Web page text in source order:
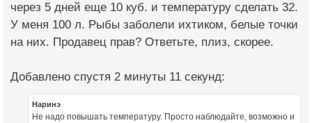
через 5 дней еще 10 куб. и температуру сделать 32.
У меня 100 л. Рыбы заболели ихтиком, белые точки
на них. Продавец прав? Ответьте, плиз, скорее.
Добавлено спустя 2 минуты 11 секунд:
Наринэ
Не надо повышать температуру. Просто наблюдайте, возможно и